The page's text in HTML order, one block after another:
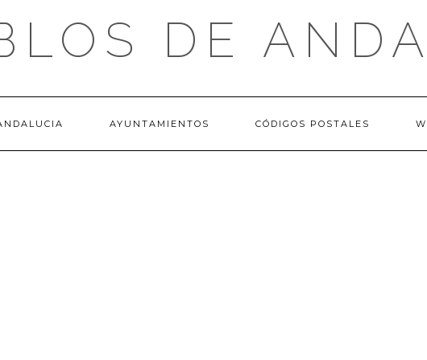
DE
AYUNTAMIENTOS CÓDIGOS POSTALES